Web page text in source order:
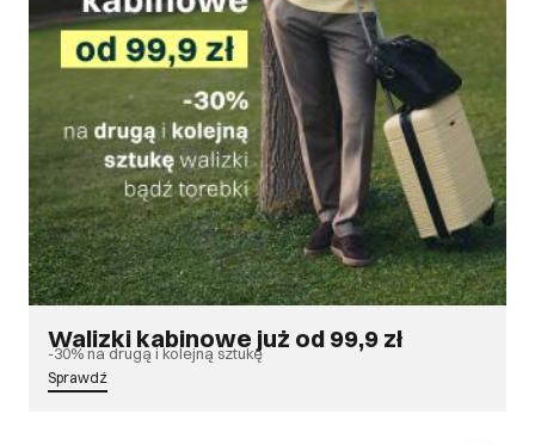
Walizki kabinowe już od 99,9 zł
-30% na drugą i kolejną sztukę
Sprawdź